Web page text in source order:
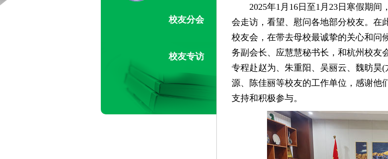
校友分会
校友专访
2025年1月16日至1月23日寒假期
会走访，看望、慰问各地部分校友。在
校友会，在带去母校最诚挚的关心和问
务副会长、应慧慧秘书长，和杭州校友
专程赴赵为、朱重阳、吴丽云、魏昉昊
源、陈佳丽等校友的工作单位，感谢他
支持和积极参与。